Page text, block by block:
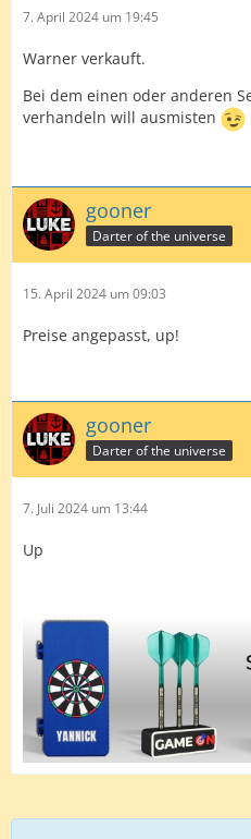
7. April 2024 um 19:45
Warner verkauft.
Bei dem einen oder anderen
verhandeln will ausmisten
gooner
Darter of the universe
15. April 2024 um 09:03
Preise angepasst, up!
gooner
Darter of the universe
7. Juli 2024 um 13:44
Up